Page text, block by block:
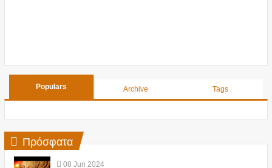
Populars Archive Tags
Πρόσφατα
08 Jun 2024